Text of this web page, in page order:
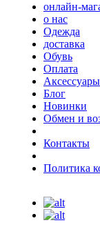
онлайн-
о нас
Одежда
доставка
Обувь
Оплата
Аксессуары
Блог
Новинки
Обмен и
Контакты
Политика